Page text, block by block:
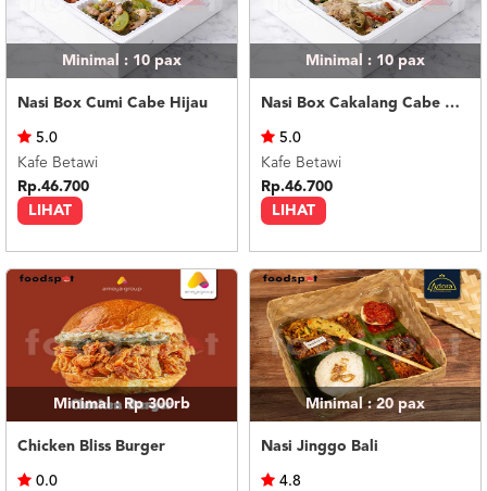
Minimal : 10pax
Nasi Box Cumi Cabe Hijau
LIHAT
5.0
Kafe Betawi
Rp.46.700
Minimal : 10pax
Nasi Box Cakalang Cabe Hijau
LIHAT
5.0
Kafe Betawi
Rp.46.700
Minimal : Rp 300rb
Chicken Bliss Burger
0.0
Minimal : 20pax
Nasi Jinggo Bali
4.8